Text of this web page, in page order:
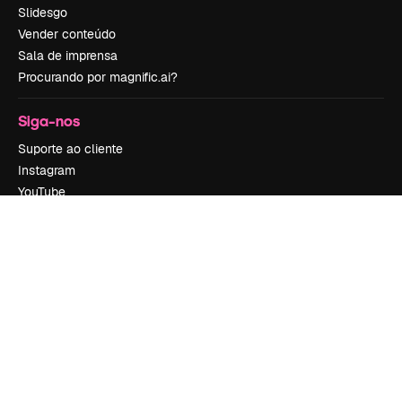
Slidesgo
Vender conteúdo
Sala de imprensa
Procurando por magnific.ai?
Siga-nos
Suporte ao cliente
Instagram
YouTube